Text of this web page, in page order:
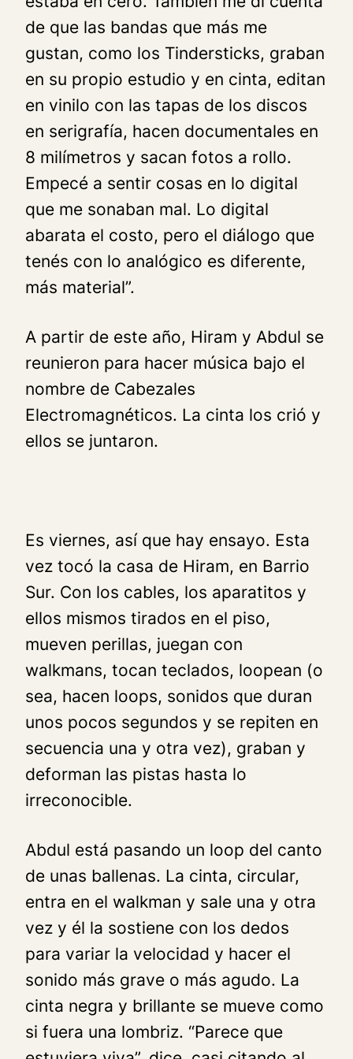
de que las bandas que más me
gustan, como los Tindersticks, graban
en su propio estudio y en cinta, editan
en vinilo con las tapas de los discos
en serigrafía, hacen documentales en
8 milímetros y sacan fotos a rollo.
Empecé a sentir cosas en lo digital
que me sonaban mal. Lo digital
abarata el costo, pero el diálogo que
tenés con lo analógico es diferente,
más material”.
A partir de este año, Hiram y Abdul se
reunieron para hacer música bajo el
nombre de Cabezales
Electromagnéticos. La cinta los crió y
ellos se juntaron.
Es viernes, así que hay ensayo. Esta
vez tocó la casa de Hiram, en Barrio
Sur. Con los cables, los aparatitos y
ellos mismos tirados en el piso,
mueven perillas, juegan con
walkmans, tocan teclados, loopean (o
sea, hacen loops, sonidos que duran
unos pocos segundos y se repiten en
secuencia una y otra vez), graban y
deforman las pistas hasta lo
irreconocible.
Abdul está pasando un loop del canto
de unas ballenas. La cinta, circular,
entra en el walkman y sale una y otra
vez y él la sostiene con los dedos
para variar la velocidad y hacer el
sonido más grave o más agudo. La
cinta negra y brillante se mueve como
si fuera una lombriz. “Parece que